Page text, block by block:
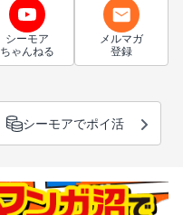
シーモア
ちゃんねる
メルマガ
登録
シーモアでポイ活